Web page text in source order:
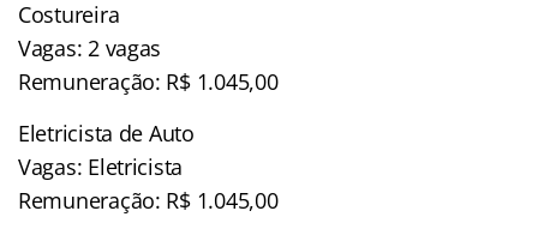
Costureira
Vagas: 2 vagas
Remuneração: R$ 1.045,00
Eletricista de Auto
Vagas: Eletricista
Remuneração: R$ 1.045,00